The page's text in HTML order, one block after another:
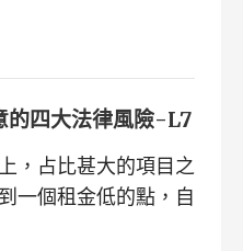
的四大法律風險-L7
，占比甚大的項目之
一個租金低的點，自